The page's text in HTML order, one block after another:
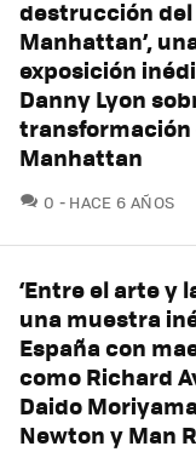
destrucción
Manhattan’,
exposición
Danny Lyon
transformación
Manhattan
0 COMENTARIOS
HACE 6 AÑOS
‘Entre el arte y
una muestra
España con
como Richard
Daido
Newton y Man